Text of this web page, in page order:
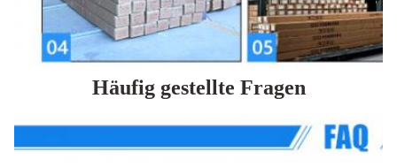
Häufig gestellte Fragen